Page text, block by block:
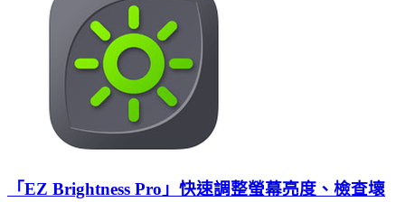
「EZ Brightness Pro」快速調整螢幕亮度、檢查壞